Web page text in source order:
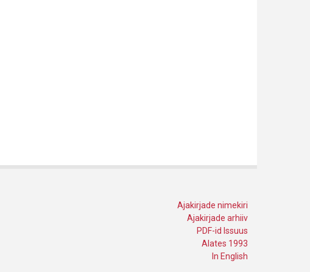
Ajakirjade nimekiri
Ajakirjade arhiiv
PDF-id Issuus
Alates 1993
In English